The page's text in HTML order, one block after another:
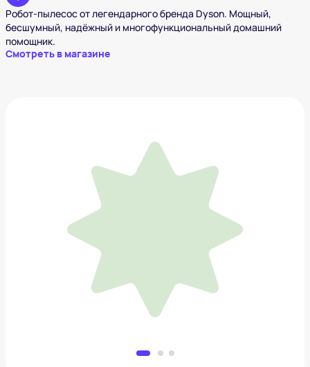
Робот-пылесос от легендарного бренда Dyson. Мощный,
бесшумный, надёжный и многофункциональный домашний
помощник.
Смотреть в магазине
Беспроводные наушники Nothing Ear 2